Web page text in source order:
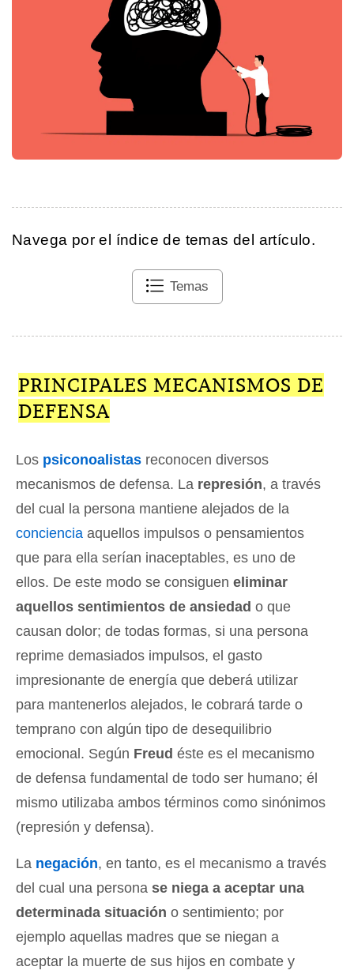
Navega por el índice de temas del artículo.
Temas
PRINCIPALES MECANISMOS DE
DEFENSA
Los psiconoalistas reconocen diversos
mecanismos de defensa. La represión, a través
del cual la persona mantiene alejados de la
conciencia aquellos impulsos o pensamientos
que para ella serían inaceptables, es uno de
ellos. De este modo se consiguen eliminar
aquellos sentimientos de ansiedad o que
causan dolor; de todas formas, si una persona
reprime demasiados impulsos, el gasto
impresionante de energía que deberá utilizar
para mantenerlos alejados, le cobrará tarde o
temprano con algún tipo de desequilibrio
emocional. Según Freud éste es el mecanismo
de defensa fundamental de todo ser humano; él
mismo utilizaba ambos términos como sinónimos
(represión y defensa).
La negación, en tanto, es el mecanismo a través
del cual una persona se niega a aceptar una
determinada situación o sentimiento; por
ejemplo aquellas madres que se niegan a
aceptar la muerte de sus hijos en combate y